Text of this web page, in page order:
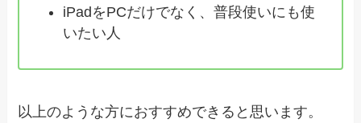
iPadをPCだけでなく、普段使いにも使
いたい人
以上のような方におすすめできると思います。